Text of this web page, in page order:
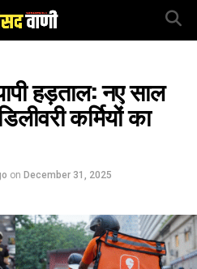
हड़ताल: नए साल
कर्मियों का
on December 31, 2025